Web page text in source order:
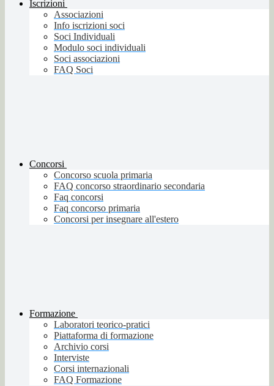
Iscrizioni
Associazioni
Info iscrizioni soci
Soci Individuali
Modulo soci individuali
Soci associazioni
FAQ Soci
Concorsi
Concorso scuola primaria
FAQ concorso straordinario secondaria
Faq concorsi
Faq concorso primaria
Concorsi per insegnare all'estero
Formazione
Laboratori teorico-pratici
Piattaforma di formazione
Archivio corsi
Interviste
Corsi internazionali
FAQ Formazione